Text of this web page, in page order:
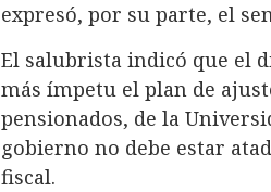
expresó, por su parte, el
El salubrista indicó que el
más ímpetu el plan de
pensionados, de la
gobierno no debe estar
fiscal.